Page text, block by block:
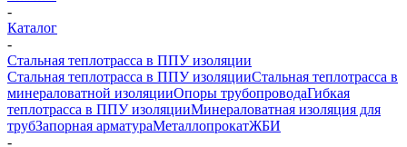
-
Каталог
-
Стальная теплотрасса в ППУ изоляции
Стальная теплотрасса в ППУ изоляцииСтальная теплотрасса в
минераловатной изоляцииОпоры трубопроводаГибкая
теплотрасса в ППУ изоляцииМинераловатная изоляция для
трубЗапорная арматураМеталлопрокатЖБИ
-